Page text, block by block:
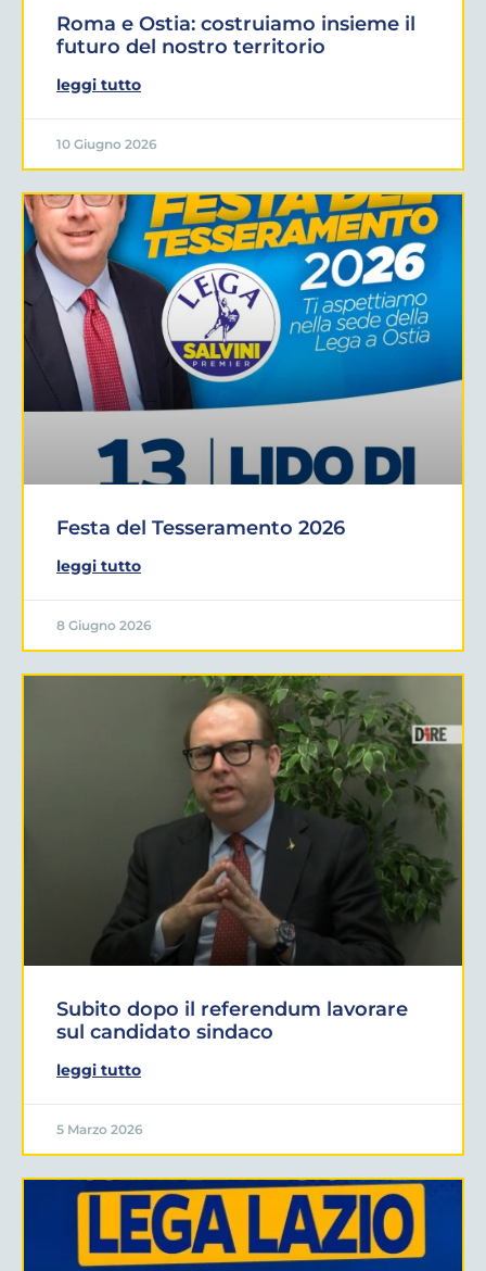
Roma e Ostia: costruiamo insieme il
futuro del nostro territorio
leggi tutto
10 Giugno 2026
Festa del Tesseramento 2026
leggi tutto
8 Giugno 2026
Subito dopo il referendum lavorare
sul candidato sindaco
leggi tutto
5 Marzo 2026